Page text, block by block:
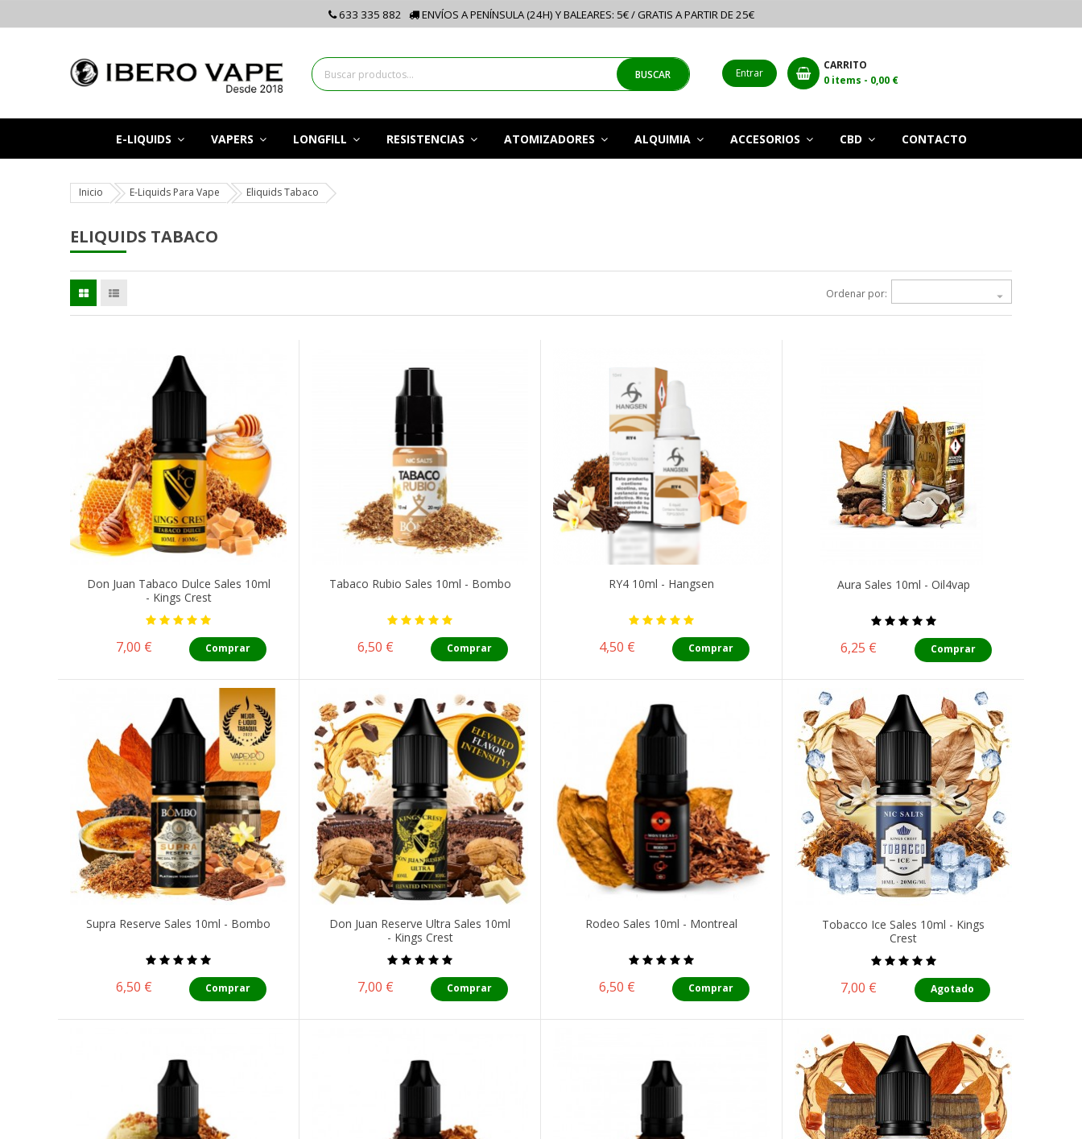
633 335 882 ENVÍOS A PENÍNSULA (24H) Y BALEARES: 5€ / GRATIS A PARTIR DE 25€
BUSCAR Entrar
CARRITO
0 items - 0,00 €
E-LIQUIDS VAPERS LONGFILL RESISTENCIAS ATOMIZADORES ALQUIMIA ACCESORIOS CBD CONTACTO
Inicio E-Liquids Para Vape Eliquids Tabaco
ELIQUIDS TABACO
Ordenar por: 
Don Juan Tabaco Dulce Sales 10ml
- Kings Crest
Precio
7,00 € Comprar
Tabaco Rubio Sales 10ml - Bombo
Precio
6,50 € Comprar
RY4 10ml - Hangsen
Precio
4,50 € Comprar
Aura Sales 10ml - Oil4vap
Precio
6,25 € Comprar
Supra Reserve Sales 10ml - Bombo
Precio
6,50 € Comprar
Don Juan Reserve Ultra Sales 10ml
- Kings Crest
Precio
7,00 € Comprar
Rodeo Sales 10ml - Montreal
Precio
6,50 € Comprar
Tobacco Ice Sales 10ml - Kings
Crest
Precio
7,00 € Agotado